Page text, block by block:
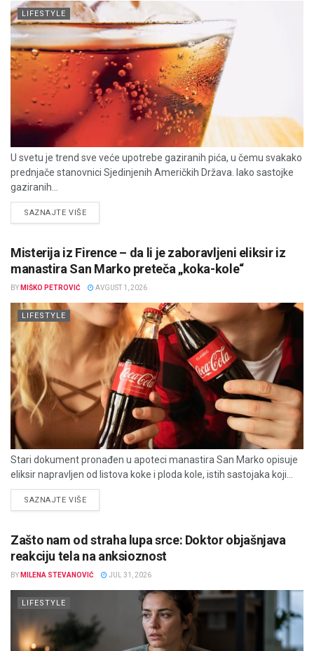
LIFESTYLE
U svetu je trend sve veće upotrebe gaziranih pića, u čemu svakako
prednjače stanovnici Sjedinjenih Američkih Država. Iako sastojke
gaziranih...
SAZNAJTE VIŠEDETAILS
Misterija iz Firence – da li je zaboravljeni eliksir iz
manastira San Marko preteča „koka-kole“
BY MIŠKO PETROVIĆ AVGUST 1, 2026
LIFESTYLE
Stari dokument pronađen u apoteci manastira San Marko opisuje
eliksir napravljen od listova koke i ploda kole, istih sastojaka koji...
SAZNAJTE VIŠEDETAILS
Zašto nam od straha lupa srce: Doktor objašnjava
reakciju tela na anksioznost
BY MILENA STEVANOVIĆ JUL 31, 2026
LIFESTYLE